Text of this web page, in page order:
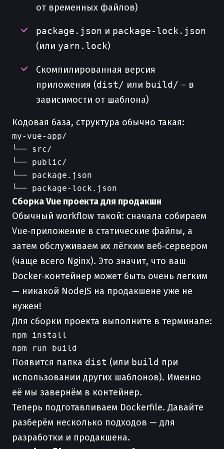
от временных файлов)
package.json и package-lock.json
(или yarn.lock)
Cкомпилированная версия
приложения (dist/ или build/ – в
зависимости от шаблона)
Кодовая база, структура обычно такая:
my-vue-app/
└── src/
└── public/
└── package.json
Сборка Vue проекта для продакшн
Обычный workflow такой: сначала собираем
Vue‑приложение в статические файлы, а
затем обслуживаем их лёгким веб‑сервером
(чаще всего Nginx). Это значит, что ваш
Docker‑контейнер может быть очень легким
— никакой NodeJS на продакшене уже не
нужен!
Для сборки проекта выполните в терминале:
npm install
Появится папка dist (или build при
использовании других шаблонов). Именно
её мы завернём в контейнер.
Теперь подготавливаем Dockerfile. Давайте
разберём несколько подходов — для
разработки и продакшена.